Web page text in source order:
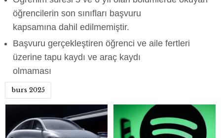
öğrencilerin son sınıfları başvuru
kapsamına dahil edilmemiştir.
Başvuru gerçekleştiren öğrenci ve aile fertleri
üzerine tapu kaydı ve araç kaydı
olmaması
burs 2025